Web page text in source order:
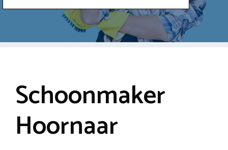
Schoonmaker
Hoornaar